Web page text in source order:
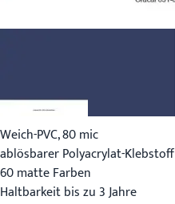
Weich-PVC, 80 mic
ablösbarer Polyacrylat-Klebstoff
60 matte Farben
Haltbarkeit bis zu 3 Jahre